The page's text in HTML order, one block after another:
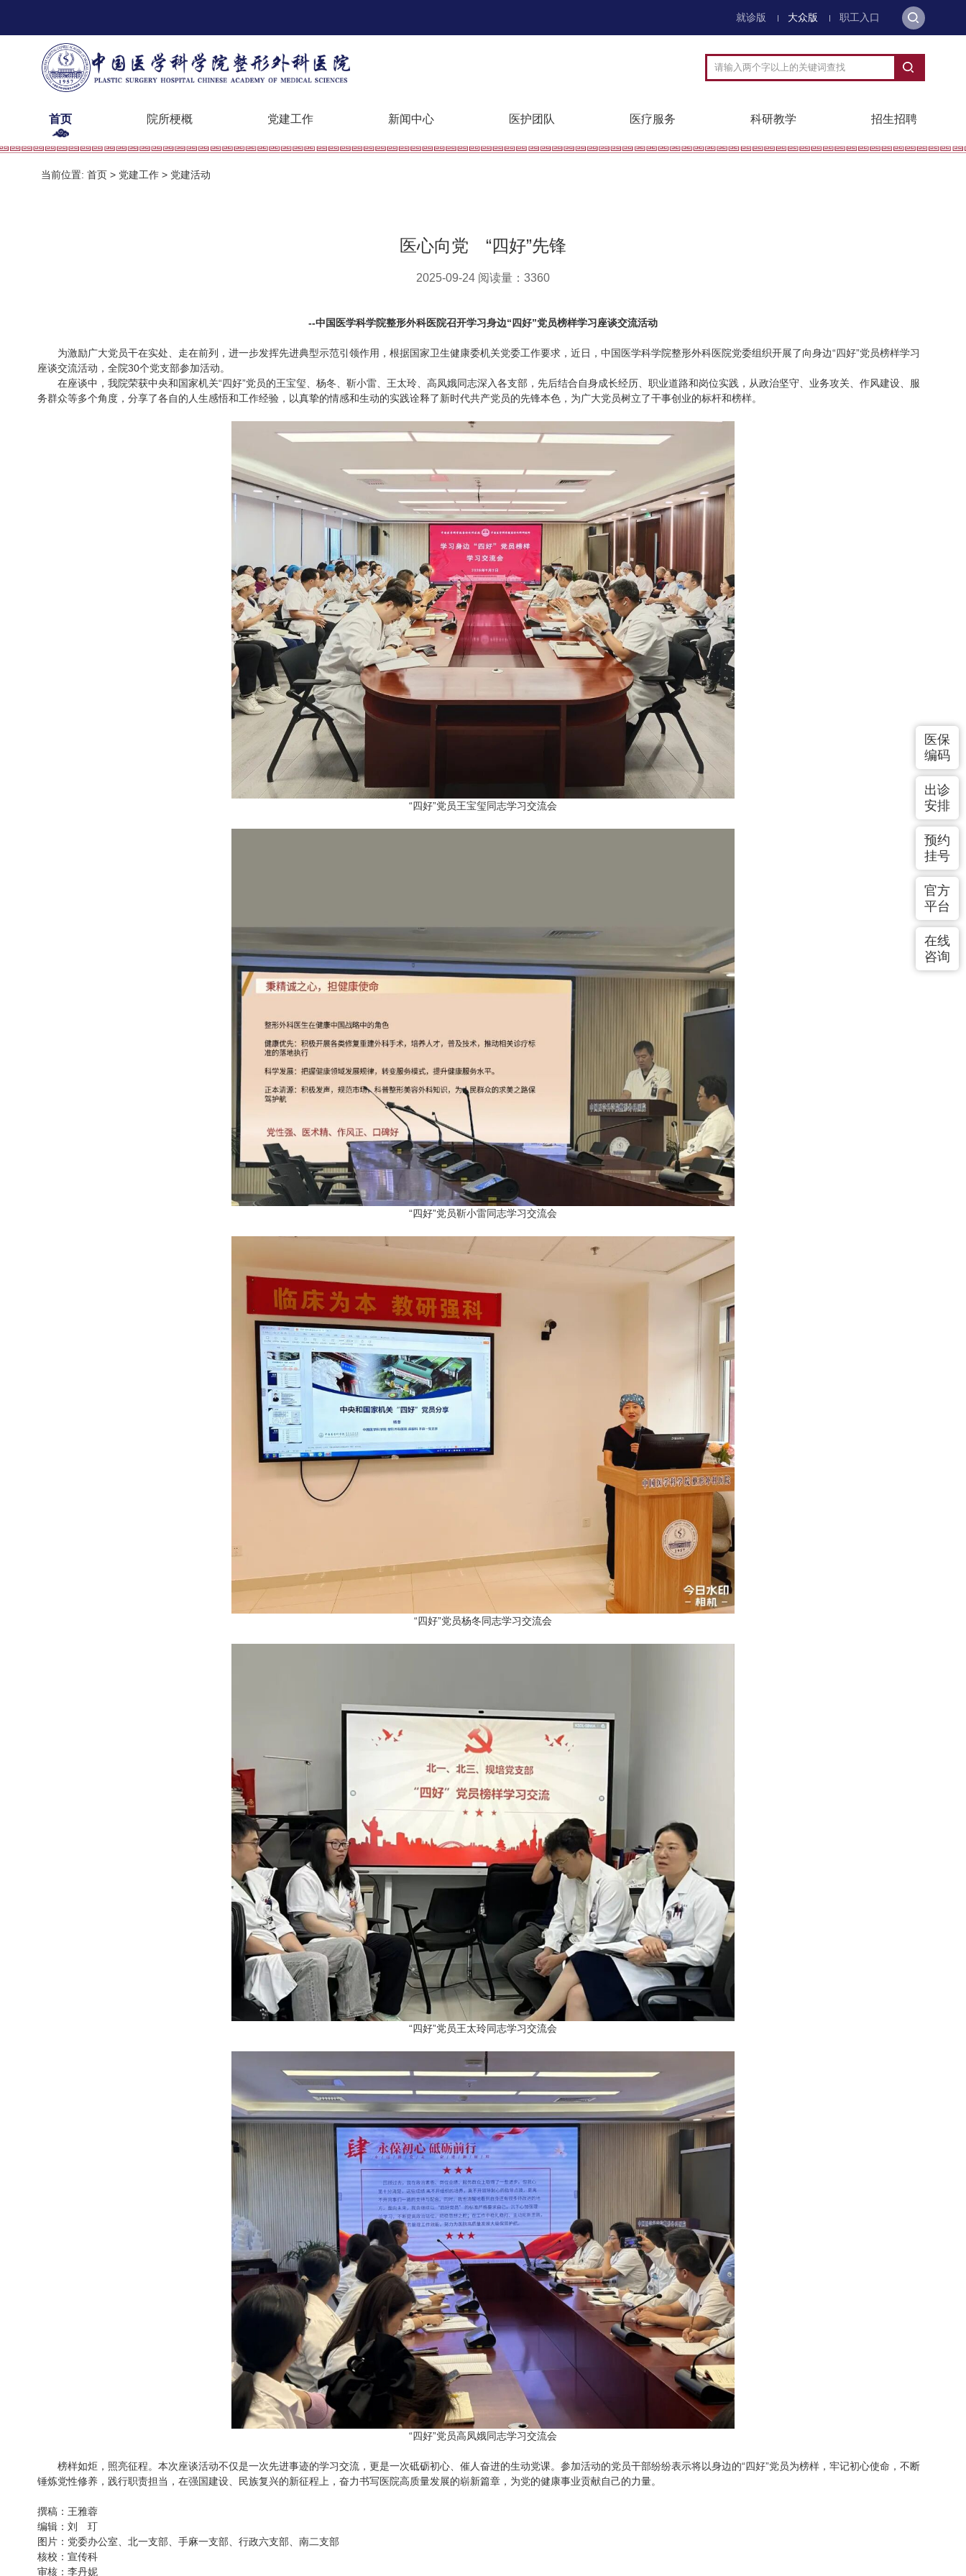
就诊版 大众版 职工入口
首页 院所梗概 党建工作 新闻中心 医护团队 医疗服务 科研教学 招生招聘
医保
编码
出诊
安排
预约
挂号
官方
平台
在线
咨询
当前位置: 首页 > 党建工作 > 党建活动
医心向党 “四好”先锋
2025-09-24 阅读量：3360
--中国医学科学院整形外科医院召开学习身边“四好”党员榜样学习座谈交流活动
为激励广大党员干在实处、走在前列，进一步发挥先进典型示范引领作用，根据国家卫生健康委机关党委工作要求，近日，中国医学科学院整形外科医院党委组织开展了向身边“四好”党员榜样学习
座谈交流活动，全院30个党支部参加活动。
在座谈中，我院荣获中央和国家机关“四好”党员的王宝玺、杨冬、靳小雷、王太玲、高凤娥同志深入各支部，先后结合自身成长经历、职业道路和岗位实践，从政治坚守、业务攻关、作风建设、服
务群众等多个角度，分享了各自的人生感悟和工作经验，以真挚的情感和生动的实践诠释了新时代共产党员的先锋本色，为广大党员树立了干事创业的标杆和榜样。
“四好”党员王宝玺同志学习交流会
“四好”党员靳小雷同志学习交流会
“四好”党员杨冬同志学习交流会
“四好”党员王太玲同志学习交流会
“四好”党员高凤娥同志学习交流会
榜样如炬，照亮征程。本次座谈活动不仅是一次先进事迹的学习交流，更是一次砥砺初心、催人奋进的生动党课。参加活动的党员干部纷纷表示将以身边的“四好”党员为榜样，牢记初心使命，不断
锤炼党性修养，践行职责担当，在强国建设、民族复兴的新征程上，奋力书写医院高质量发展的崭新篇章，为党的健康事业贡献自己的力量。
撰稿：王雅蓉
编辑：刘 玎
图片：党委办公室、北一支部、手麻一支部、行政六支部、南二支部
核校：宣传科
审核：李丹妮